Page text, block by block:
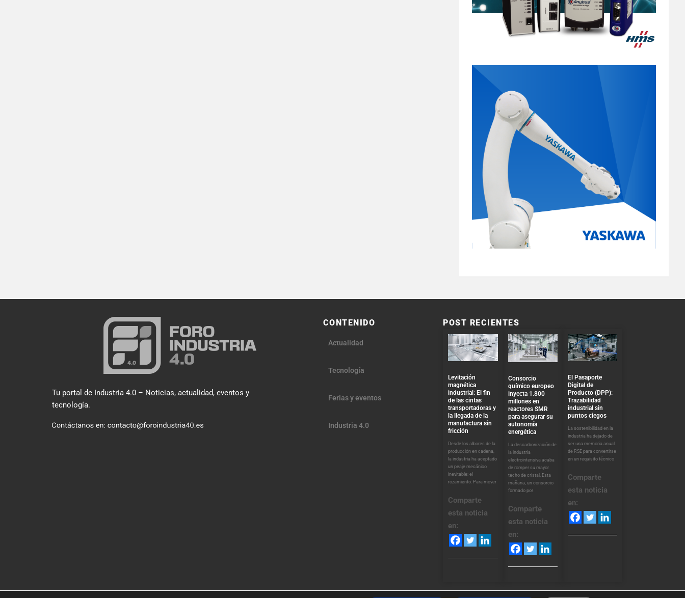
Tu portal de Industria 4.0 – Noticias, actualidad, eventos y
tecnología.
CONTENIDO
Actualidad
Tecnología
Ferias y eventos
Industria 4.0
POST RECIENTES
Levitación
magnética
industrial: El fin
de las cintas
transportadoras y
la llegada de la
manufactura sin
fricción
Desde los albores de la
producción en cadena,
la industria ha aceptado
un peaje mecánico
inevitable: el
rozamiento. Para mover
Comparte
esta noticia
en:
Consorcio
químico europeo
inyecta 1.800
millones en
reactores SMR
para asegurar su
autonomía
energética
La descarbonización de
la industria
electrointensiva acaba
de romper su mayor
techo de cristal. Esta
mañana, un consorcio
formado por
Comparte
esta noticia
en:
El Pasaporte
Digital de
Producto (DPP):
Trazabilidad
industrial sin
puntos ciegos
La sostenibilidad en la
industria ha dejado de
ser una memoria anual
de RSE para convertirse
en un requisito técnico
Comparte
esta noticia
en: